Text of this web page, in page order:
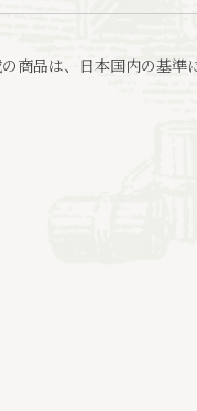
商品は、日本国内の基準